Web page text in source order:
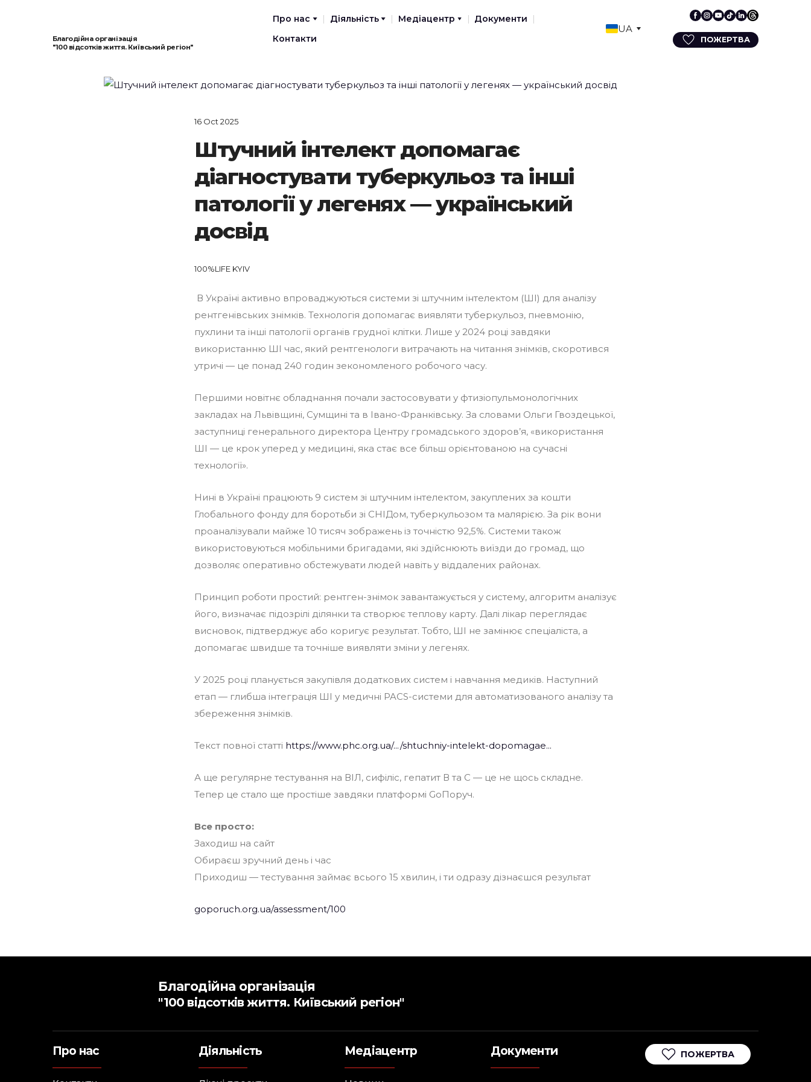
Благодійна організація
"100 відсотків життя. Київський регіон"
Про нас Діяльність Медіацентр
Документи
Контакти
UA
ПОЖЕРТВА
16 Oct 2025
Штучний інтелект допомагає
діагностувати туберкульоз та інші
патології у легенях — український
досвід
100%LIFE KYIV
В Україні активно впроваджуються системи зі штучним інтелектом (ШІ) для аналізу
рентгенівських знімків. Технологія допомагає виявляти туберкульоз, пневмонію,
пухлини та інші патології органів грудної клітки. Лише у 2024 році завдяки
використанню ШІ час, який рентгенологи витрачають на читання знімків, скоротився
утричі — це понад 240 годин зекономленого робочого часу.
Першими новітнє обладнання почали застосовувати у фтизіопульмонологічних
закладах на Львівщині, Сумщині та в Івано-Франківську. За словами Ольги Гвоздецької,
заступниці генерального директора Центру громадського здоров’я, «використання
ШІ — це крок уперед у медицині, яка стає все більш орієнтованою на сучасні
технології».
Нині в Україні працюють 9 систем зі штучним інтелектом, закуплених за кошти
Глобального фонду для боротьби зі СНІДом, туберкульозом та малярією. За рік вони
проаналізували майже 10 тисяч зображень із точністю 92,5%. Системи також
використовуються мобільними бригадами, які здійснюють виїзди до громад, що
дозволяє оперативно обстежувати людей навіть у віддалених районах.
Принцип роботи простий: рентген-знімок завантажується у систему, алгоритм аналізує
його, визначає підозрілі ділянки та створює теплову карту. Далі лікар переглядає
висновок, підтверджує або коригує результат. Тобто, ШІ не замінює спеціаліста, а
допомагає швидше та точніше виявляти зміни у легенях.
У 2025 році планується закупівля додаткових систем і навчання медиків. Наступний
етап — глибша інтеграція ШІ у медичні PACS-системи для автоматизованого аналізу та
збереження знімків.
Текст повної статті https://www.phc.org.ua/.../shtuchniy-intelekt-dopomagae...
А ще регулярне тестування на ВІЛ, сифіліс, гепатит В та С — це не щось складне.
Тепер це стало ще простіше завдяки платформі GoПоруч.
Все просто:
Заходиш на сайт
Обираєш зручний день і час
Приходиш — тестування займає всього 15 хвилин, і ти одразу дізнаєшся результат
goporuch.org.ua/assessment/100
Благодійна організація
"100 відсотків життя. Київський регіон"
Про нас Діяльність Медіацентр Документи ПОЖЕРТВА